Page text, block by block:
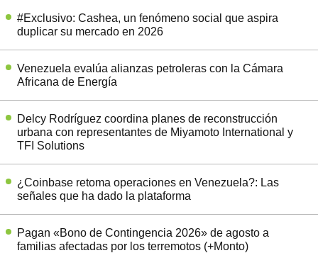
#Exclusivo: Cashea, un fenómeno social que aspira
duplicar su mercado en 2026
Venezuela evalúa alianzas petroleras con la Cámara
Africana de Energía
Delcy Rodríguez coordina planes de reconstrucción
urbana con representantes de Miyamoto International y
TFI Solutions
¿Coinbase retoma operaciones en Venezuela?: Las
señales que ha dado la plataforma
Pagan «Bono de Contingencia 2026» de agosto a
familias afectadas por los terremotos (+Monto)